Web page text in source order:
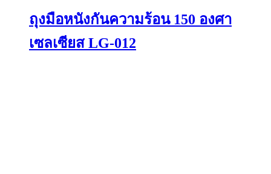
ถุงมือหนังกันความร้อน 150 องศา
เซลเซียส LG-012